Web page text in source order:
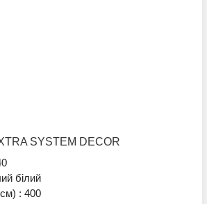
SYSTEM DECOR
білий
:400